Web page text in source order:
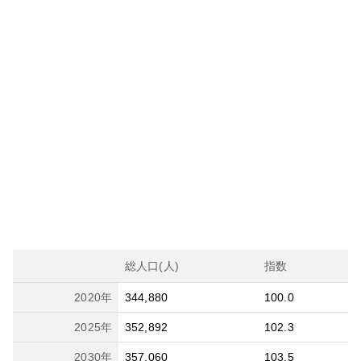
総人口(人) 指数
2020年 344,880 100.0
2025年 352,892 102.3
2030年 357,060 103.5